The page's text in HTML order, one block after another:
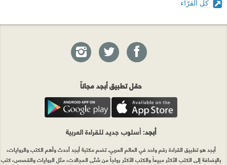
كل القرّاء
حمّل تطبيق أبجد مجاناً
أبجد: أسلوب جديد للقراءة العربية
أبجد هو تطبيق القراءة رقم واحد في العالم العربي. تضم مكتبة أبجد أحدث وأهم الكتب والروايات،
بالإضافة إلى الكتب الأكثر مبيعاً والكتب الأكثر رواجاً من شتّى المجالات، مثل الروايات والقصص، كتب